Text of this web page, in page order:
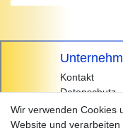
Kontakt
Datenschutz
AGB
Impressum
Wir verwenden Cookies
Website und